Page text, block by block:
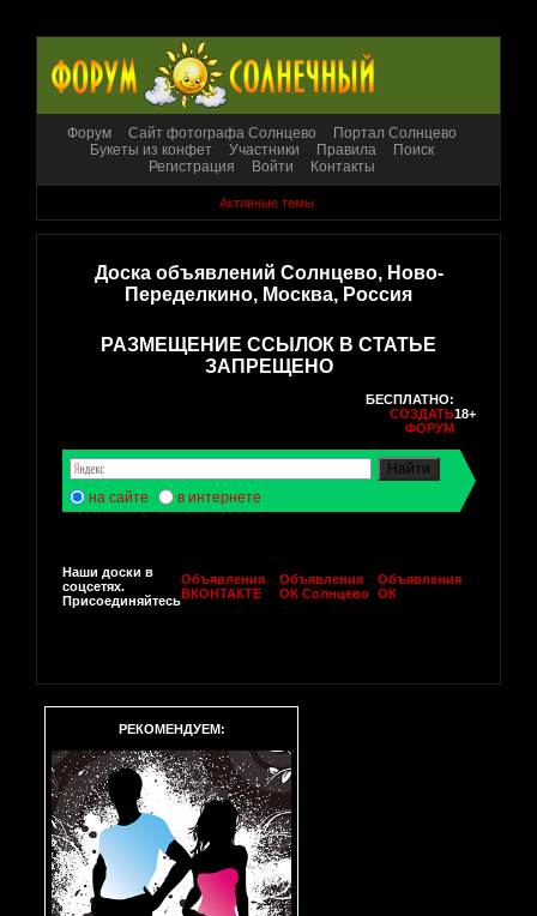
Форум Сайт фотографа Солнцево
Портал Солнцево
Букеты из конфет
Участники Правила
Поиск
Регистрация
Войти Контакты
Активные темы
Доска объявлений Солнцево, Ново-
Переделкино, Москва, Россия
РАЗМЕЩЕНИЕ ССЫЛОК В СТАТЬЕ
ЗАПРЕЩЕНО
БЕСПЛАТНО:
СОЗДАТЬ
ФОРУМ
18+
на сайте в интернете
Наши доски в
соцсетях.
Присоединяйтесь
Объявления
ВКОНТАКТЕ
Объявления
ОК Солнцево
Объявления
ОК
РЕКОМЕНДУЕМ: